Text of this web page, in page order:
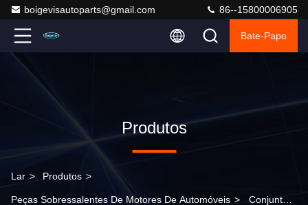
boigevisautoparts@gmail.com 86--15800006905
Bate-Papo
Produtos
Lar > Produtos >
Peças Sobressalentes De Motores De Automóveis > Conjunto